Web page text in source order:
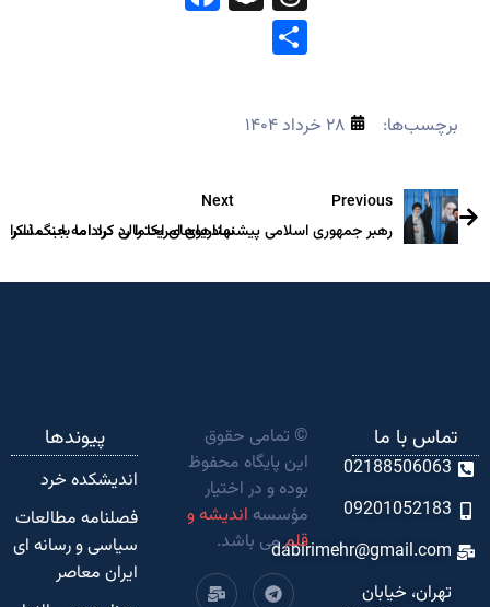
Share
برچسب‌ها: ۲۸ خرداد ۱۴۰۴
Previous
رهبر جمهوری اسلامی پیشنهادهای امریکا را رد کرد اما باب
Next
سناریوهای احتمالی درادامه جنگ
تماس با ما
02188506063
09201052183
dabirimehr@gmail.com
تهران، خیابان
© تمامی حقوق
این پایگاه محفوظ
بوده و در اختیار
مؤسسه اندیشه و
قلممی باشد.
پیوندها
اندیشکده‌ خرد
فصلنامه مطالعات
سیاسی و رسانه ای
ایران معاصر